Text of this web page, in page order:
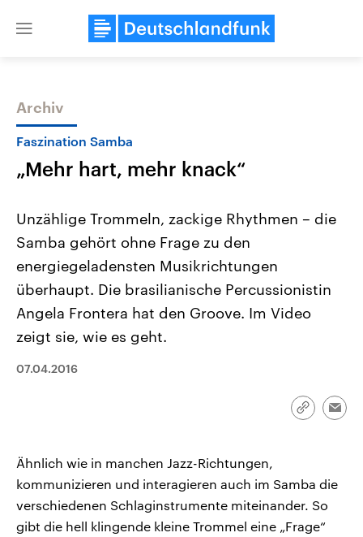
Close
Themen
Landtagswahl Sachsen-Anhalt
2026
Alle Informationen
Sachsen-Anhalt wählt am 6.
September 2026 einen neuen
Landtag. Seit 2021 wird das
CDU, SPD und FDP regiert.-
USA
Aktuelle Beiträge,
Hintergründe
Wirtschaftlich und
Archiv
Faszination Samba
„Mehr hart, mehr knack“
Unzählige Trommeln, zackige Rhythmen – die
Samba gehört ohne Frage zu den
energiegeladensten Musikrichtungen
überhaupt. Die brasilianische Percussionistin
Angela Frontera hat den Groove. Im Video
zeigt sie, wie es geht.
07.04.2016
Link
Ähnlich wie in manchen Jazz-Richtungen,
kommunizieren und interagieren auch im Samba die
verschiedenen Schlaginstrumente miteinander. So
gibt die hell klingende kleine Trommel eine „Frage“